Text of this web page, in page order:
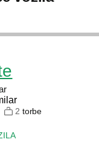
2 torbe